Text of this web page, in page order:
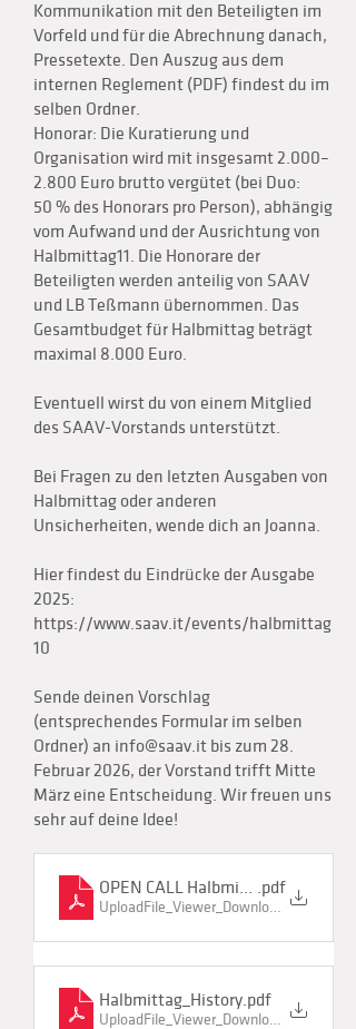
Kommunikation mit den Beteiligten im
Vorfeld und für die Abrechnung danach,
Pressetexte. Den Auszug aus dem
internen Reglement (PDF) findest du im
selben Ordner.
Honorar: Die Kuratierung und
Organisation wird mit insgesamt 2.000–
2.800 Euro brutto vergütet (bei Duo:
50 % des Honorars pro Person), abhängig
vom Aufwand und der Ausrichtung von
Halbmittag11. Die Honorare der
Beteiligten werden anteilig von SAAV
und LB Teßmann übernommen. Das
Gesamtbudget für Halbmittag beträgt
maximal 8.000 Euro.
Eventuell wirst du von einem Mitglied
des SAAV-Vorstands unterstützt.
Bei Fragen zu den letzten Ausgaben von
Halbmittag oder anderen
Unsicherheiten, wende dich an Joanna.
Hier findest du Eindrücke der Ausgabe
2025:
https://www.saav.it/events/halbmittag
10
Sende deinen Vorschlag
(entsprechendes Formular im selben
Ordner) an info@saav.it bis zum 28.
Februar 2026, der Vorstand trifft Mitte
März eine Entscheidung. Wir freuen uns
sehr auf deine Idee!
OPEN CALL Halbmittag11_Infos
.pdf
UploadFile_Viewer_Download • 129KB
Halbmittag_History.pdf
UploadFile_Viewer_Download • 53KB